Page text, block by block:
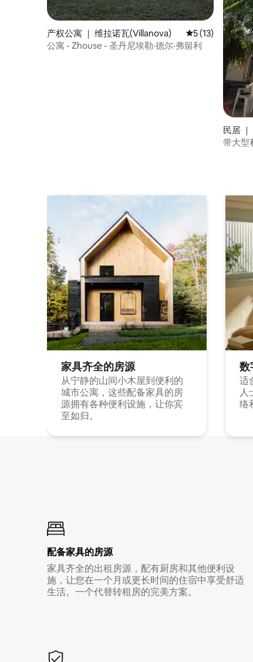
产权公寓 ｜ 维拉诺瓦(Villanova) 平均评分 5 分（
5 (13)
公寓 - Zhouse - 圣丹尼埃勒·德尔·弗留利
民居
带大型
家具齐全的房源
从宁静的山间小木屋到便利的
城市公寓，这些配备家具的房
源拥有各种便利设施，让你宾
至如归。
数
适
人
络
配备家具的房源
家具齐全的出租房源，配有厨房和其他便利设
施，让您在一个月或更长时间的住宿中享受舒适
生活。一个代替转租房的完美方案。